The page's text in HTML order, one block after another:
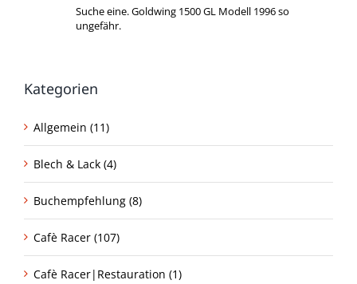
Suche eine. Goldwing 1500 GL Modell 1996 so
ungefähr.
Kategorien
Allgemein (11)
Blech & Lack (4)
Buchempfehlung (8)
Cafè Racer (107)
Cafè Racer|Restauration (1)